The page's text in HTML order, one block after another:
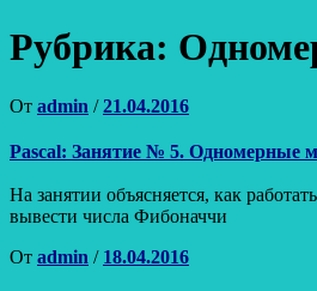
Рубрика:
От admin / Опубликовано
21.04.2016
Pascal: Занятие № 5. Одномерные
На занятии объясняется, как
вывести числа Фибоначчи
От admin / Опубликовано
18.04.2016